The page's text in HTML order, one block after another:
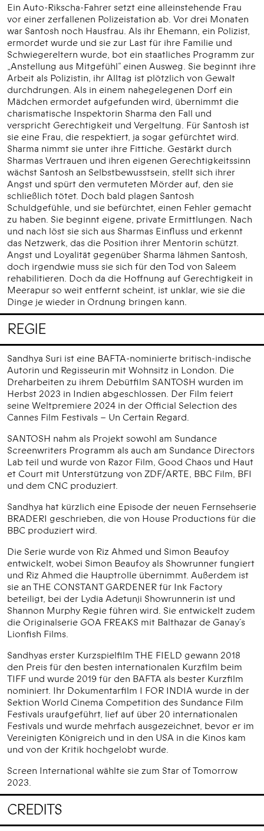
Ein Auto-Rikscha-Fahrer setzt eine alleinstehende Frau
vor einer zerfallenen Polizeistation ab. Vor drei Monaten
war Santosh noch Hausfrau. Als ihr Ehemann, ein Polizist,
ermordet wurde und sie zur Last für ihre Familie und
Schwiegereltern wurde, bot ein staatliches Programm zur
„Anstellung aus Mitgefühl“ einen Ausweg. Sie beginnt ihre
Arbeit als Polizistin, ihr Alltag ist plötzlich von Gewalt
durchdrungen. Als in einem nahegelegenen Dorf ein
Mädchen ermordet aufgefunden wird, übernimmt die
charismatische Inspektorin Sharma den Fall und
verspricht Gerechtigkeit und Vergeltung. Für Santosh ist
sie eine Frau, die respektiert, ja sogar gefürchtet wird.
Sharma nimmt sie unter ihre Fittiche. Gestärkt durch
Sharmas Vertrauen und ihren eigenen Gerechtigkeitssinn
wächst Santosh an Selbstbewusstsein, stellt sich ihrer
Angst und spürt den vermuteten Mörder auf, den sie
schließlich tötet. Doch bald plagen Santosh
Schuldgefühle, und sie befürchtet, einen Fehler gemacht
zu haben. Sie beginnt eigene, private Ermittlungen. Nach
und nach löst sie sich aus Sharmas Einfluss und erkennt
das Netzwerk, das die Position ihrer Mentorin schützt.
Angst und Loyalität gegenüber Sharma lähmen Santosh,
doch irgendwie muss sie sich für den Tod von Saleem
rehabilitieren. Doch da die Hoffnung auf Gerechtigkeit in
Meerapur so weit entfernt scheint, ist unklar, wie sie die
Dinge je wieder in Ordnung bringen kann.
REGIE
Sandhya Suri ist eine BAFTA-nominierte britisch-indische
Autorin und Regisseurin mit Wohnsitz in London. Die
Dreharbeiten zu ihrem Debütfilm SANTOSH wurden im
Herbst 2023 in Indien abgeschlossen. Der Film feiert
seine Weltpremiere 2024 in der Official Selection des
Cannes Film Festivals – Un Certain Regard.
SANTOSH nahm als Projekt sowohl am Sundance
Screenwriters Programm als auch am Sundance Directors
Lab teil und wurde von Razor Film, Good Chaos und Haut
et Court mit Unterstützung von ZDF/ARTE, BBC Film, BFI
und dem CNC produziert.
Sandhya hat kürzlich eine Episode der neuen Fernsehserie
BRADERI geschrieben, die von House Productions für die
BBC produziert wird.
Die Serie wurde von Riz Ahmed und Simon Beaufoy
entwickelt, wobei Simon Beaufoy als Showrunner fungiert
und Riz Ahmed die Hauptrolle übernimmt. Außerdem ist
sie an THE CONSTANT GARDENER für Ink Factory
beteiligt, bei der Lydia Adetunji Showrunnerin ist und
Shannon Murphy Regie führen wird. Sie entwickelt zudem
die Originalserie GOA FREAKS mit Balthazar de Ganay´s
Lionfish Films.
Sandhyas erster Kurzspielfilm THE FIELD gewann 2018
den Preis für den besten internationalen Kurzfilm beim
TIFF und wurde 2019 für den BAFTA als bester Kurzfilm
nominiert. Ihr Dokumentarfilm I FOR INDIA wurde in der
Sektion World Cinema Competition des Sundance Film
Festivals uraufgeführt, lief auf über 20 internationalen
Festivals und wurde mehrfach ausgezeichnet, bevor er im
Vereinigten Königreich und in den USA in die Kinos kam
und von der Kritik hochgelobt wurde.
Screen International wählte sie zum Star of Tomorrow
2023.
CREDITS